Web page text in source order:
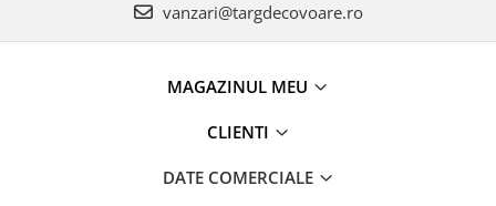
vanzari@targdecovoare.ro
MAGAZINUL MEU
CLIENTI
DATE COMERCIALE